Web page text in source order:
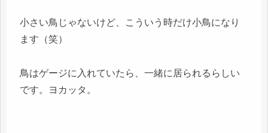
小さい鳥じゃないけど、こういう時だけ小鳥になり
ます（笑）
鳥はゲージに入れていたら、一緒に居られるらしい
です。ヨカッタ。